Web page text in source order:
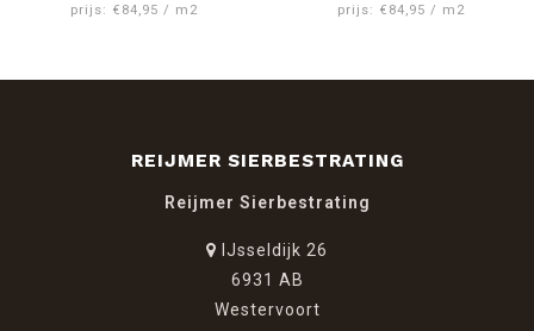
prijs: €84,95 / m2 prijs: €84,95 / m2
REIJMER SIERBESTRATING
Reijmer Sierbestrating
IJsseldijk 26
6931 AB
Westervoort